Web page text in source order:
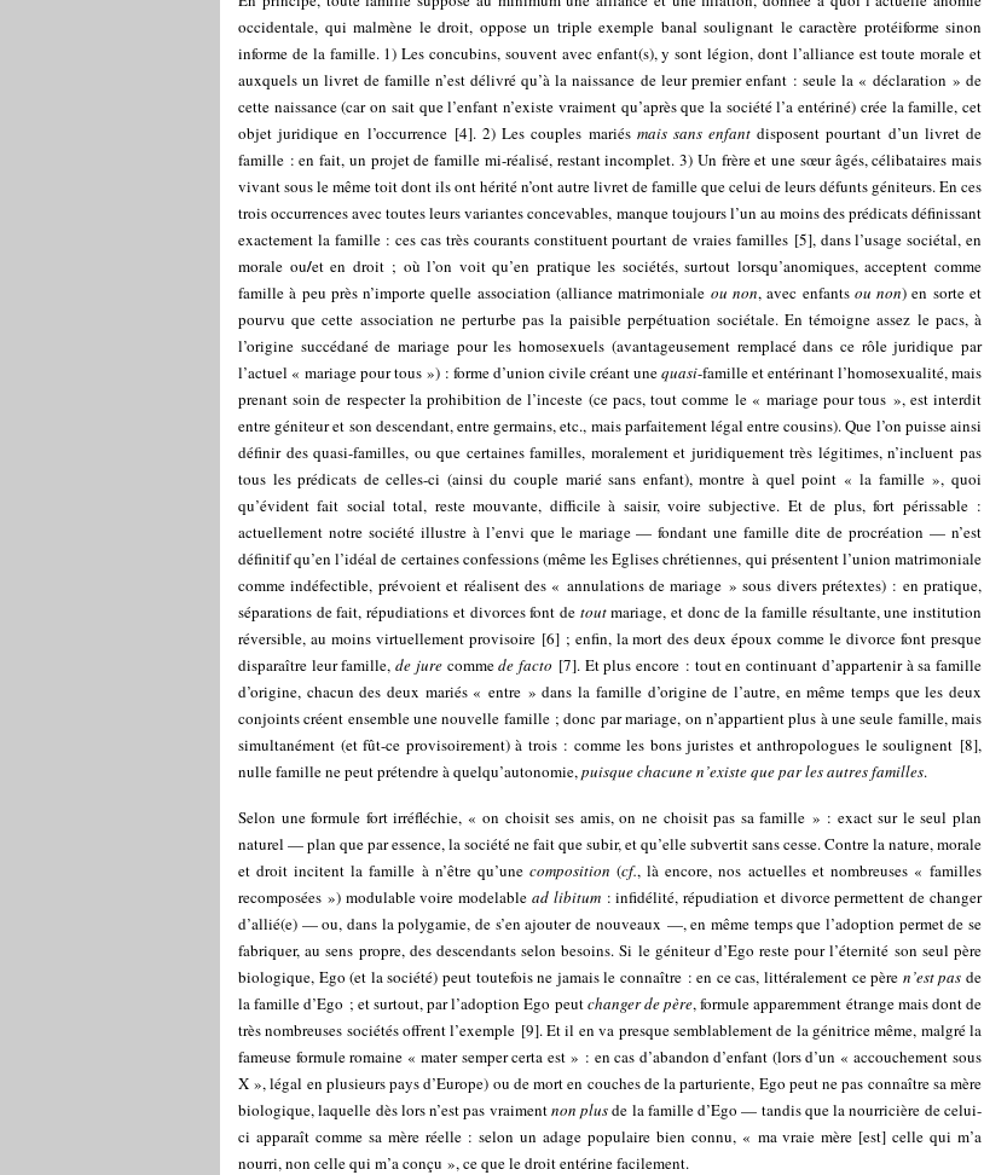
occidentale, qui malmène le droit, oppose un triple exemple banal soulignant le caractère protéiforme sinon
informe de la famille. 1) Les concubins, souvent avec enfant(s), y sont légion, dont l’alliance est toute morale et
auxquels un livret de famille n’est délivré qu’à la naissance de leur premier enfant : seule la « déclaration » de
cette naissance (car on sait que l’enfant n’existe vraiment qu’après que la société l’a entériné) crée la famille, cet
objet juridique en l’occurrence[4]. 2) Les couples mariésmais sans enfantdisposent pourtant d’un livret de
famille : en fait, un projet de famille mi-réalisé, restant incomplet. 3) Un frère et une sœur âgés, célibataires mais
vivant sous le même toit dont ils ont hérité n’ont autre livret de famille que celui de leurs défunts géniteurs. En ces
trois occurrences avec toutes leurs variantes concevables, manque toujours l’un au moins des prédicats définissant
exactement la famille : ces cas très courants constituent pourtant de vraies familles[5], dans l’usage sociétal, en
morale ou/et en droit ; où l’on voit qu’en pratique les sociétés, surtout lorsqu’anomiques, acceptent comme
famille à peu près n’importe quelle association (alliance matrimoniale ou non, avec enfants ou non) en sorte et
pourvu que cette association ne perturbe pas la paisible perpétuation sociétale. En témoigne assez le pacs, à
l’origine succédané de mariage pour les homosexuels (avantageusement remplacé dans ce rôle juridique par
l’actuel « mariage pour tous ») : forme d’union civile créant unequasi-famille et entérinant l’homosexualité, mais
prenant soin de respecter la prohibition de l’inceste (ce pacs, tout comme le « mariage pour tous », est interdit
entre géniteur et son descendant, entre germains, etc., mais parfaitement légal entre cousins). Que l’on puisse ainsi
définir des quasi-familles, ou que certaines familles, moralement et juridiquement très légitimes, n’incluent pas
tous les prédicats de celles-ci (ainsi du couple marié sans enfant), montre à quel point « la famille », quoi
qu’évident fait social total, reste mouvante, difficile à saisir, voire subjective. Et de plus, fort périssable :
actuellement notre société illustre à l’envi que le mariage — fondant une famille dite de procréation — n’est
définitif qu’en l’idéal de certaines confessions (même les Eglises chrétiennes, qui présentent l’union matrimoniale
comme indéfectible, prévoient et réalisent des « annulations de mariage » sous divers prétextes) : en pratique,
séparations de fait, répudiations et divorces font de toutmariage, et donc de la famille résultante, une institution
réversible, au moins virtuellement provisoire[6]; enfin, la mort des deux époux comme le divorce font presque
disparaître leur famille,de jurecommede facto [7]. Et plus encore : tout en continuant d’appartenir à sa famille
d’origine, chacun des deux mariés « entre » dans la famille d’origine de l’autre, en même temps que les deux
conjoints créent ensemble une nouvelle famille ; donc par mariage, on n’appartient plus à une seule famille, mais
simultanément (et fût-ce provisoirement) à trois : comme les bons juristes et anthropologues le soulignent [8],
nulle famille ne peut prétendre à quelqu’autonomie,puisque chacune n’existe que par les autres familles.
Selon une formule fort irréfléchie, « on choisit ses amis, on ne choisit pas sa famille » : exact sur le seul plan
naturel — plan que par essence, la société ne fait que subir, et qu’elle subvertit sans cesse. Contre la nature, morale
et droit incitent la famille à n’être qu’une composition (cf., là encore, nos actuelles et nombreuses « familles
recomposées ») modulable voire modelable ad libitum: infidélité, répudiation et divorce permettent de changer
d’allié(e) — ou, dans la polygamie, de s’en ajouter de nouveaux —, en même temps que l’adoption permet de se
fabriquer, au sens propre, des descendants selon besoins. Si le géniteur d’Ego reste pour l’éternité son seul père
biologique, Ego (et la société) peut toutefois ne jamais le connaître : en ce cas, littéralement ce père n’est pas de
la famille d’Ego ; et surtout, par l’adoption Ego peutchanger de père, formule apparemment étrange mais dont de
très nombreuses sociétés offrent l’exemple [9]. Et il en va presque semblablement de la génitrice même, malgré la
fameuse formule romaine « mater semper certa est » : en cas d’abandon d’enfant (lors d’un « accouchement sous
X », légal en plusieurs pays d’Europe) ou de mort en couches de la parturiente, Ego peut ne pas connaître sa mère
biologique, laquelle dès lors n’est pas vraimentnon plusde la famille d’Ego — tandis que la nourricière de celui-
ci apparaît comme sa mère réelle : selon un adage populaire bien connu, « ma vraie mère [est] celle qui m’a
nourri, non celle qui m’a conçu », ce que le droit entérine facilement.